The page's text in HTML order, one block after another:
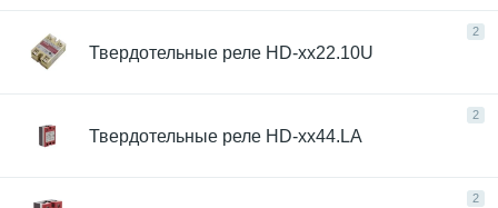
2
Твердотельные реле HD-xx22.10U
2
Твердотельные реле HD-xx44.LA
2